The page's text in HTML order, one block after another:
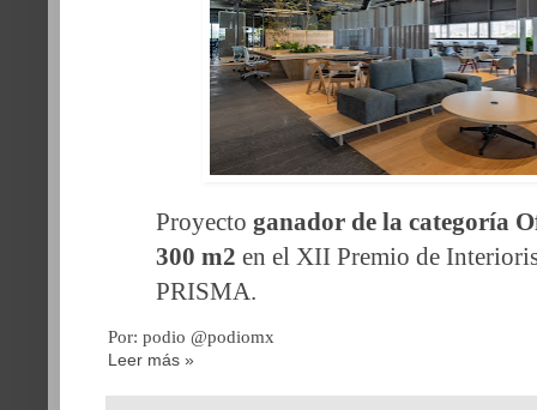
Proyecto ganador de la categoría
300 m2 en el XII Premio de
PRISMA.
Por: podio @podiomx
Leer más »